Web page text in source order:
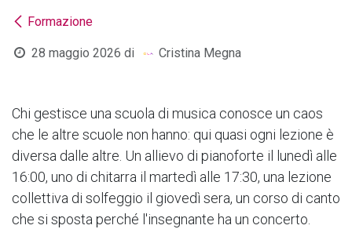
Formazione
28 maggio 2026 di Cristina Megna
Chi gestisce una scuola di musica conosce un caos
che le altre scuole non hanno: qui quasi ogni lezione è
diversa dalle altre. Un allievo di pianoforte il lunedì alle
16:00, uno di chitarra il martedì alle 17:30, una lezione
collettiva di solfeggio il giovedì sera, un corso di canto
che si sposta perché l'insegnante ha un concerto.